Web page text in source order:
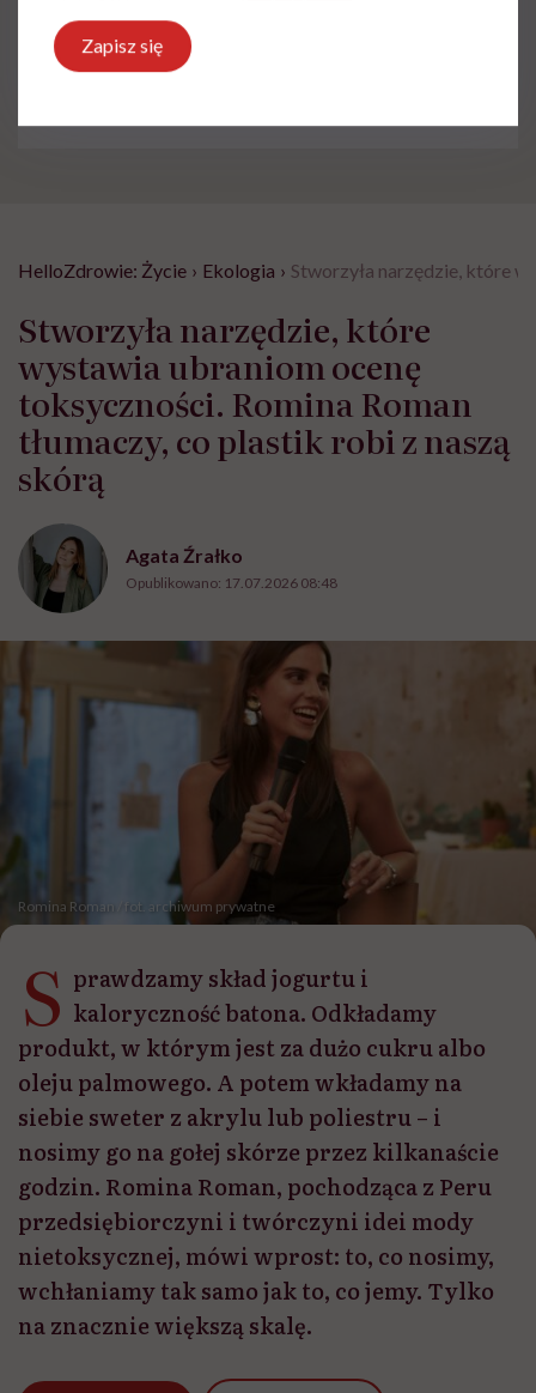
i
Treści zawarte w serwisie mają wyłącznie
charakter informacyjny i nie stanowią porady
lekarskiej. Pamiętaj, że w przypadku
HelloZdrowie: Życie › Ekologia › Stworzyła narzędzie, które
Stworzyła narzędzie, które
wystawia ubraniom ocenę
toksyczności. Romina Roman
tłumaczy, co plastik robi z naszą
skórą
Agata Źrałko
Opublikowano: 17.07.2026 08:48
Romina Roman / fot. archiwum prywatne
S prawdzamy skład jogurtu i
kaloryczność batona. Odkładamy
produkt, w którym jest za dużo cukru albo
oleju palmowego. A potem wkładamy na
siebie sweter z akrylu lub poliestru – i
nosimy go na gołej skórze przez kilkanaście
godzin. Romina Roman, pochodząca z Peru
przedsiębiorczyni i twórczyni idei mody
nietoksycznej, mówi wprost: to, co nosimy,
wchłaniamy tak samo jak to, co jemy. Tylko
na znacznie większą skalę.
Zapisz się